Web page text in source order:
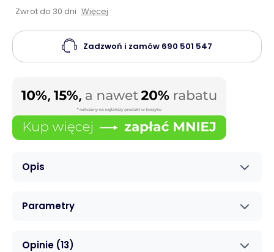
Opis
Parametry
Opinie (13)
Zwrot do 30 dni Więcej
Zadzwoń i zamów 690 501 547